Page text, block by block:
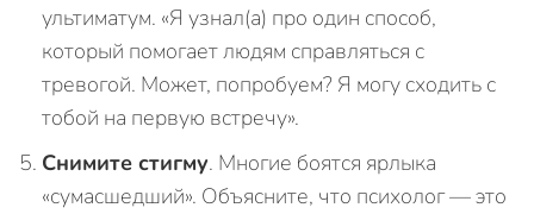
ультиматум. «Я узнал(а) про один способ,
который помогает людям справляться с
тревогой. Может, попробуем? Я могу сходить с
тобой на первую встречу».
Снимите стигму. Многие боятся ярлыка
«сумасшедший». Объясните, что психолог — это